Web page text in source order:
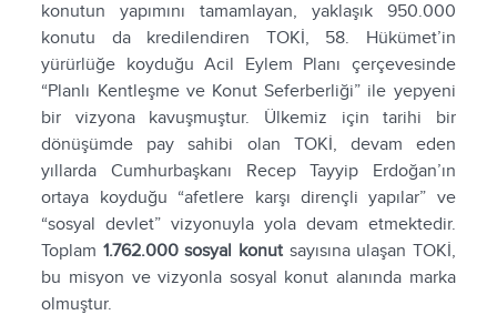
konutun yapımını tamamlayan, yaklaşık 950.000
konutu da kredilendiren TOKİ, 58. Hükümet’in
yürürlüğe koyduğu Acil Eylem Planı çerçevesinde
“Planlı Kentleşme ve Konut Seferberliği” ile yepyeni
bir vizyona kavuşmuştur. Ülkemiz için tarihi bir
dönüşümde pay sahibi olan TOKİ, devam eden
yıllarda Cumhurbaşkanı Recep Tayyip Erdoğan’ın
ortaya koyduğu “afetlere karşı dirençli yapılar” ve
“sosyal devlet” vizyonuyla yola devam etmektedir.
Toplam 1.762.000 sosyal konut sayısına ulaşan TOKİ,
bu misyon ve vizyonla sosyal konut alanında marka
olmuştur.